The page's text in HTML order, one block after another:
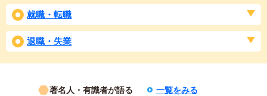
就職・転職
退職・失業
著名人・有識者が語る 一覧をみる